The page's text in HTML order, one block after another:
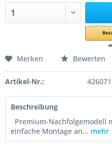
Merken Bewerten
Artikel-Nr.:
Beschreibung
Premium-Nachfolgemodell
einfache Montage an... mehr